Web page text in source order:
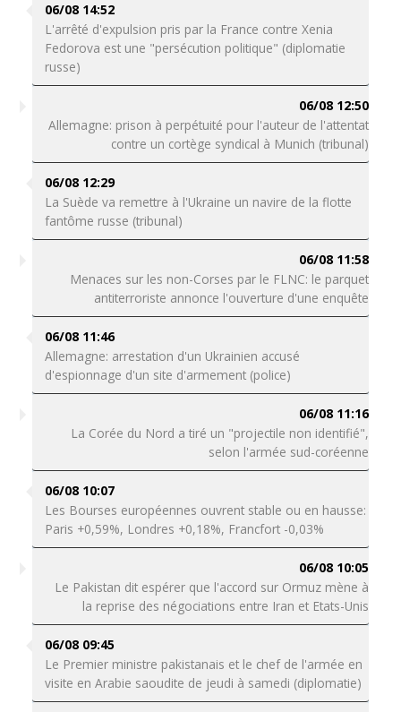
06/08 14:52
L'arrêté d'expulsion pris par la France contre Xenia
Fedorova est une "persécution politique" (diplomatie
russe)
06/08 12:50
Allemagne: prison à perpétuité pour l'auteur de l'attentat
contre un cortège syndical à Munich (tribunal)
06/08 12:29
La Suède va remettre à l'Ukraine un navire de la flotte
fantôme russe (tribunal)
06/08 11:58
Menaces sur les non-Corses par le FLNC: le parquet
antiterroriste annonce l'ouverture d'une enquête
06/08 11:46
Allemagne: arrestation d'un Ukrainien accusé
d'espionnage d'un site d'armement (police)
06/08 11:16
La Corée du Nord a tiré un "projectile non identifié",
selon l'armée sud-coréenne
06/08 10:07
Les Bourses européennes ouvrent stable ou en hausse:
Paris +0,59%, Londres +0,18%, Francfort -0,03%
06/08 10:05
Le Pakistan dit espérer que l'accord sur Ormuz mène à
la reprise des négociations entre Iran et Etats-Unis
06/08 09:45
Le Premier ministre pakistanais et le chef de l'armée en
visite en Arabie saoudite de jeudi à samedi (diplomatie)